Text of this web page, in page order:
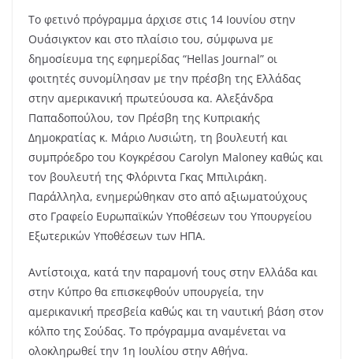
Το φετινό πρόγραμμα άρχισε στις 14 Ιουνίου στην
Ουάσιγκτον και στο πλαίσιο του, σύμφωνα με
δημοσίευμα της εφημερίδας “Hellas Journal” οι
φοιτητές συνομίλησαν με την πρέσβη της Ελλάδας
στην αμερικανική πρωτεύουσα κα. Αλεξάνδρα
Παπαδοπούλου, τον Πρέσβη της Κυπριακής
Δημοκρατίας κ. Μάριο Λυσιώτη, τη βουλευτή και
συμπρόεδρο του Κογκρέσου Carolyn Maloney καθώς και
τον βουλευτή της Φλόριντα Γκας Μπιλιράκη.
Παράλληλα, ενημερώθηκαν στο από αξιωματούχους
στο Γραφείο Ευρωπαϊκών Υποθέσεων του Υπουργείου
Εξωτερικών Υποθέσεων των ΗΠΑ.
Αντίστοιχα, κατά την παραμονή τους στην Ελλάδα και
στην Κύπρο θα επισκεφθούν υπουργεία, την
αμερικανική πρεσβεία καθώς και τη ναυτική βάση στον
κόλπο της Σούδας. Το πρόγραμμα αναμένεται να
ολοκληρωθεί την 1η Ιουλίου στην Αθήνα.